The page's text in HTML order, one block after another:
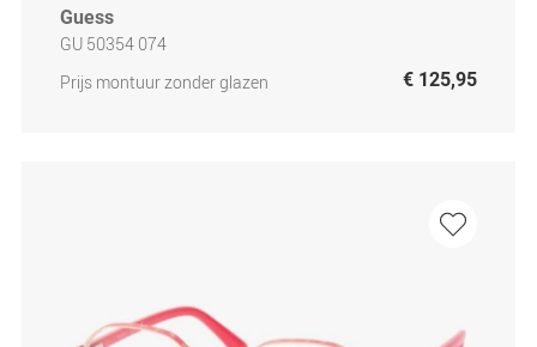
Guess
GU 50354 074
Prijs montuur zonder glazen
€ 125,95